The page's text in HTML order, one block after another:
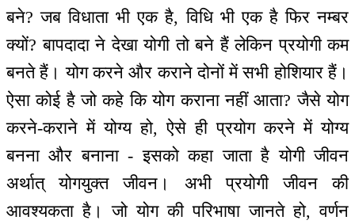
बने? जब विधाता भी एक है, विधि भी एक है फिर नम्बर
क्यों? बापदादा ने देखा योगी तो बने हैं लेकिन प्रयोगी कम
बनते हैं। योग करने और कराने दोनों में सभी होशियार हैं।
ऐसा कोई है जो कहे कि योग कराना नहीं आता? जैसे योग
करने-कराने में योग्य हो, ऐसे ही प्रयोग करने में योग्य
बनना और बनाना - इसको कहा जाता है योगी जीवन
अर्थात् योगयुक्त जीवन। अभी प्रयोगी जीवन की
आवश्यकता है। जो योग की परिभाषा जानते हो, वर्णन